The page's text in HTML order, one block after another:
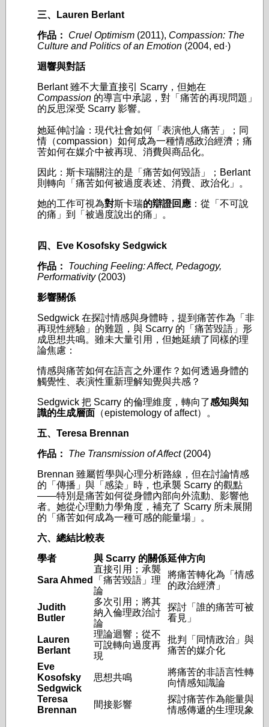
三、Lauren Berlant
作品：
Cruel Optimism (2011), Compassion: The
Culture and Politics of an Emotion (2004, ed·)
迴響與對話
Berlant 雖不大量直接引 Scarry，但她在
Compassion 的導言中承認，對「痛苦的再現問題」
的反思深受 Scarry 影響。
她延伸討論：現代社會如何「表演他人痛苦」；同
情（compassion）如何成為一種情感政治經濟；痛
苦如何在媒介中被再現、消費與商品化。
因此：斯卡瑞關注的是「痛苦如何毀語」；Berlant
則轉向「痛苦如何被過度表述、消費、政治化」。
她的工作可視為對斯卡瑞的辯證回應 ：從「不可說
的痛」到「被過度說出的痛」。
四、Eve Kosofsky Sedgwick
作品：
Touching Feeling: Affect, Pedagogy,
Performativity(2003)
影響關係
Sedgwick 在探討情感與身體時，提到痛苦作為「非
再現性經驗」的難題，與 Scarry 的「痛苦毀語」形
成思想共鳴。雖未大量引用，但她延續了同樣的理
論焦慮：
情感與痛苦如何在語言之外運作？如何透過身體的
觸覺性、表演性重新理解知覺與共感？
Sedgwick 把 Scarry 的倫理維度，轉向了感知與知
識的生成層面 （epistemology of affect）。
五、Teresa Brennan
作品：
The Transmission of Affect(2004)
Brennan 雖屬哲學與心理分析路線，但在討論情感
的「傳播」與「感染」時，也承襲 Scarry 的觀點
——特別是痛苦如何從身體內部向外流動、影響他
者。她從心理動力學角度，補充了 Scarry 所未展開
的「痛苦如何成為一種可感的能量場」。
六、總結比較表
學者
與 Scarry 的關係延伸方向
Sara Ahmed
直接引用；承襲
「痛苦毀語」理
論
將痛苦轉化為「情感
的政治經濟」
Judith
Butler
多次引用；將其
納入倫理政治討
論
探討「誰的痛苦可被
看見」
Lauren
Berlant
理論迴響；從不
可說轉向過度再
現
批判「同情政治」與
痛苦的媒介化
Eve
Kosofsky
Sedgwick
思想共鳴
將痛苦的非語言性轉
向情感知識論
Teresa
Brennan
間接影響
探討痛苦作為能量與
情感傳遞的生理現象